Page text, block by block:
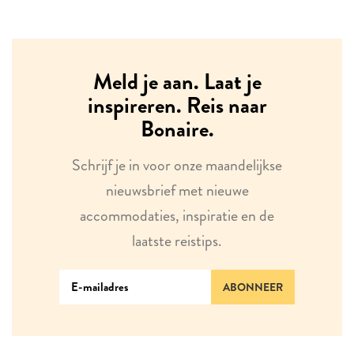
Meld je aan. Laat je
inspireren. Reis naar
Bonaire.
Schrijf je in voor onze maandelijkse
nieuwsbrief met nieuwe
accommodaties, inspiratie en de
laatste reistips.
ABONNEER